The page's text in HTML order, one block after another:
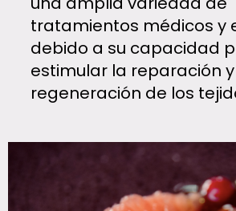
tratamientos médicos y
debido a su capacidad
estimular la reparación y
regeneración de los